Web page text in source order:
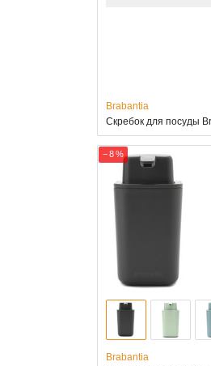
Brabantia
Скребок для посуды
− 8 %
Brabantia